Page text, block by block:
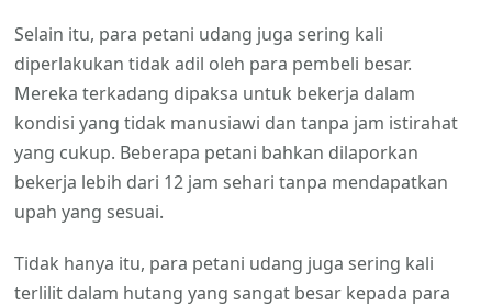
Selain itu, para petani udang juga sering kali
diperlakukan tidak adil oleh para pembeli besar.
Mereka terkadang dipaksa untuk bekerja dalam
kondisi yang tidak manusiawi dan tanpa jam istirahat
yang cukup. Beberapa petani bahkan dilaporkan
bekerja lebih dari 12 jam sehari tanpa mendapatkan
upah yang sesuai.
Tidak hanya itu, para petani udang juga sering kali
terlilit dalam hutang yang sangat besar kepada para